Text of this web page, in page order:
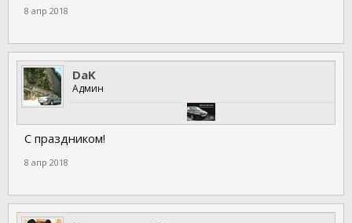
8 апр 2018
DaK
Админ
С праздником!
8 апр 2018